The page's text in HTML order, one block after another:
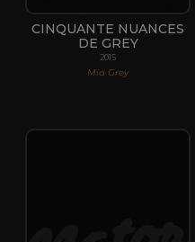
CINQUANTE NUANCES
DE GREY
2015
Mia Grey